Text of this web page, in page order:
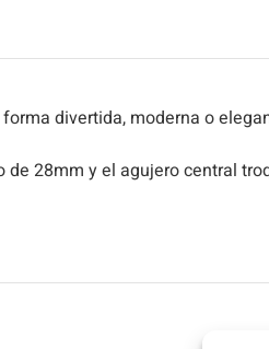
divertida, moderna o
28mm y el agujero central